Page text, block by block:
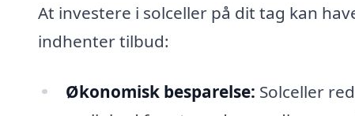
At investere i solceller på dit tag kan
indhenter tilbud:
Økonomisk besparelse: Solceller